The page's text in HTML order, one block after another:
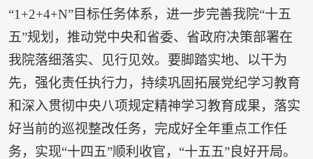
“1+2+4+N”目标任务体系，进一步完善我院“十五
五”规划，推动党中央和省委、省政府决策部署在
我院落细落实、见行见效。要脚踏实地、以干为
先，强化责任执行力，持续巩固拓展党纪学习教育
和深入贯彻中央八项规定精神学习教育成果，落实
好当前的巡视整改任务，完成好全年重点工作任
务，实现“十四五”顺利收官，“十五五”良好开局。